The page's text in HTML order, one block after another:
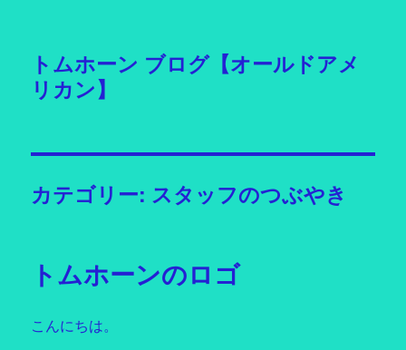
トムホーン ブログ【オールドアメ
リカン】
カテゴリー: スタッフのつぶやき
トムホーンのロゴ
こんにちは。